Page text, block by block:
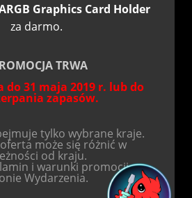
Graphics Card Holder
za darmo.
TRWA
31 maja 2019 r. lub do
zapasów.
tylko wybrane kraje.
może się różnić w
od kraju.
i warunki promocji na
Wydarzenia.